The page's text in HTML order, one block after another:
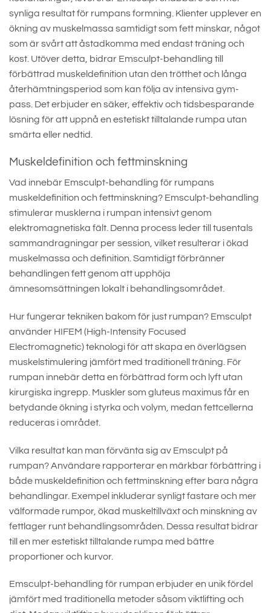
synliga resultat för rumpans formning. Klienter upplever en
ökning av muskelmassa samtidigt som fett minskar, något
som är svårt att åstadkomma med endast träning och
kost. Utöver detta, bidrar Emsculpt-behandling till
förbättrad muskeldefinition utan den trötthet och långa
återhämtningsperiod som kan följa av intensiva gym-
pass. Det erbjuder en säker, effektiv och tidsbesparande
lösning för att uppnå en estetiskt tilltalande rumpa utan
smärta eller nedtid.
Muskeldefinition och fettminskning
Vad innebär Emsculpt-behandling för rumpans
muskeldefinition och fettminskning? Emsculpt-behandling
stimulerar musklerna i rumpan intensivt genom
elektromagnetiska fält. Denna process leder till tusentals
sammandragningar per session, vilket resulterar i ökad
muskelmassa och definition. Samtidigt förbränner
behandlingen fett genom att upphöja
ämnesomsättningen lokalt i behandlingsområdet.
Hur fungerar tekniken bakom för just rumpan? Emsculpt
använder HIFEM (High-Intensity Focused
Electromagnetic) teknologi för att skapa en överlägsen
muskelstimulering jämfört med traditionell träning. För
rumpan innebär detta en förbättrad form och lyft utan
kirurgiska ingrepp. Muskler som gluteus maximus får en
betydande ökning i styrka och volym, medan fettcellerna
reduceras i området.
Vilka resultat kan man förvänta sig av Emsculpt på
rumpan? Användare rapporterar en märkbar förbättring i
både muskeldefinition och fettminskning efter bara några
behandlingar. Exempel inkluderar synligt fastare och mer
välformade rumpor, ökad muskeltillväxt och minskning av
fettlager runt behandlingsområden. Dessa resultat bidrar
till en mer estetiskt tilltalande rumpa med bättre
proportioner och kurvor.
Emsculpt-behandling för rumpan erbjuder en unik fördel
jämfört med traditionella metoder såsom viktlifting och